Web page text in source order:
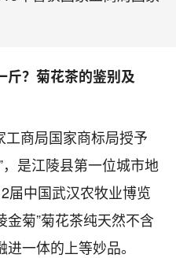
斤？菊花茶的鉴别及
工商局国家商标局授予
是江陵县第一位城市地
届中国武汉农牧业博览
金菊”菊花茶纯天然不含
一体的上等妙品。